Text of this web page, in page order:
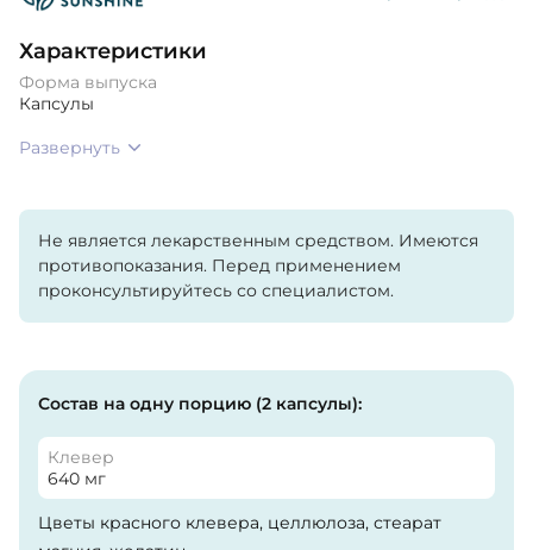
Характеристики
Форма выпуска
Капсулы
Развернуть
Не является лекарственным средством. Имеются
противопоказания. Перед применением
проконсультируйтесь со специалистом.
Состав на одну порцию (2 капсулы):
Клевер
640 мг
Цветы красного клевера, целлюлоза, стеарат